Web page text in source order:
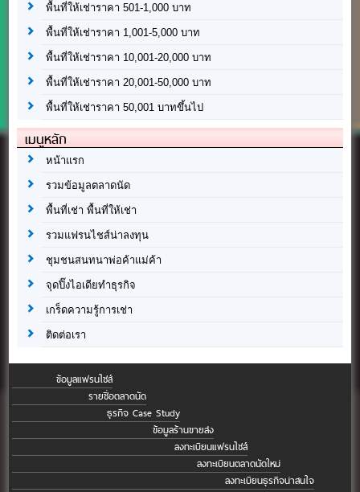
พื้นที่ให้เช่าราคา 501-1,000 บาท
พื้นที่ให้เช่าราคา 1,001-5,000 บาท
พื้นที่ให้เช่าราคา 10,001-20,000 บาท
พื้นที่ให้เช่าราคา 20,001-50,000 บาท
พื้นที่ให้เช่าราคา 50,001 บาทขึ้นไป
เมนูหลัก
หน้าแรก
รวมข้อมูลตลาดนัด
พื้นที่เช่า พื้นที่ให้เช่า
รวมแฟรนไชส์น่าลงทุน
ชุมชนสนทนาพ่อค้าแม่ค้า
จุดปิ๊งไอเดียทำธุรกิจ
เกร็ดความรู้การเช่า
ติดต่อเรา
ข้อมูลแฟรนไชส์
รายชื่อตลาดนัด
ธุรกิจ Case Study
ข้อมูลร้านขายส่ง
ลงทะเบียนแฟรนไชส์
ลงทะเบียนตลาดนัดใหม่
ลงทะเบียนธุรกิจน่าสนใจ